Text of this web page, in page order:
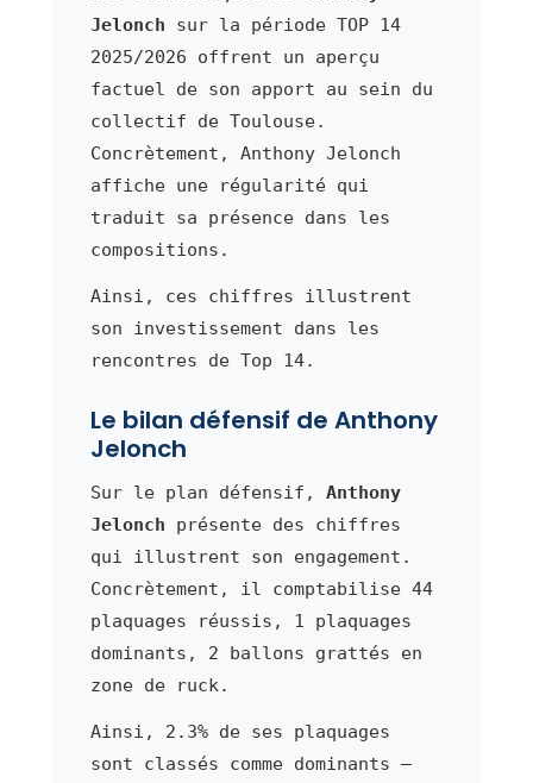
Jelonch sur la période TOP 14
2025/2026 offrent un aperçu
factuel de son apport au sein du
collectif de Toulouse.
Concrètement, Anthony Jelonch
affiche une régularité qui
traduit sa présence dans les
compositions.
Ainsi, ces chiffres illustrent
son investissement dans les
rencontres de Top 14.
Le bilan défensif de Anthony
Jelonch
Sur le plan défensif, Anthony
Jelonch présente des chiffres
qui illustrent son engagement.
Concrètement, il comptabilise 44
plaquages réussis, 1 plaquages
dominants, 2 ballons grattés en
zone de ruck.
Ainsi, 2.3% de ses plaquages
sont classés comme dominants —